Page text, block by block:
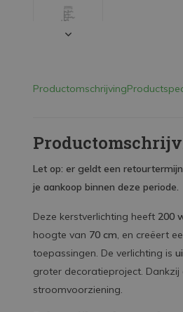
Productomschrijving
Let op: er geldt een
je aankoop binnen deze periode.
Deze kerstverlichting heeft 200
hoogte van 70 cm, en creëert
toepassingen. De verlichting is
groter decoratieproject. Dankzij
stroomvoorziening.